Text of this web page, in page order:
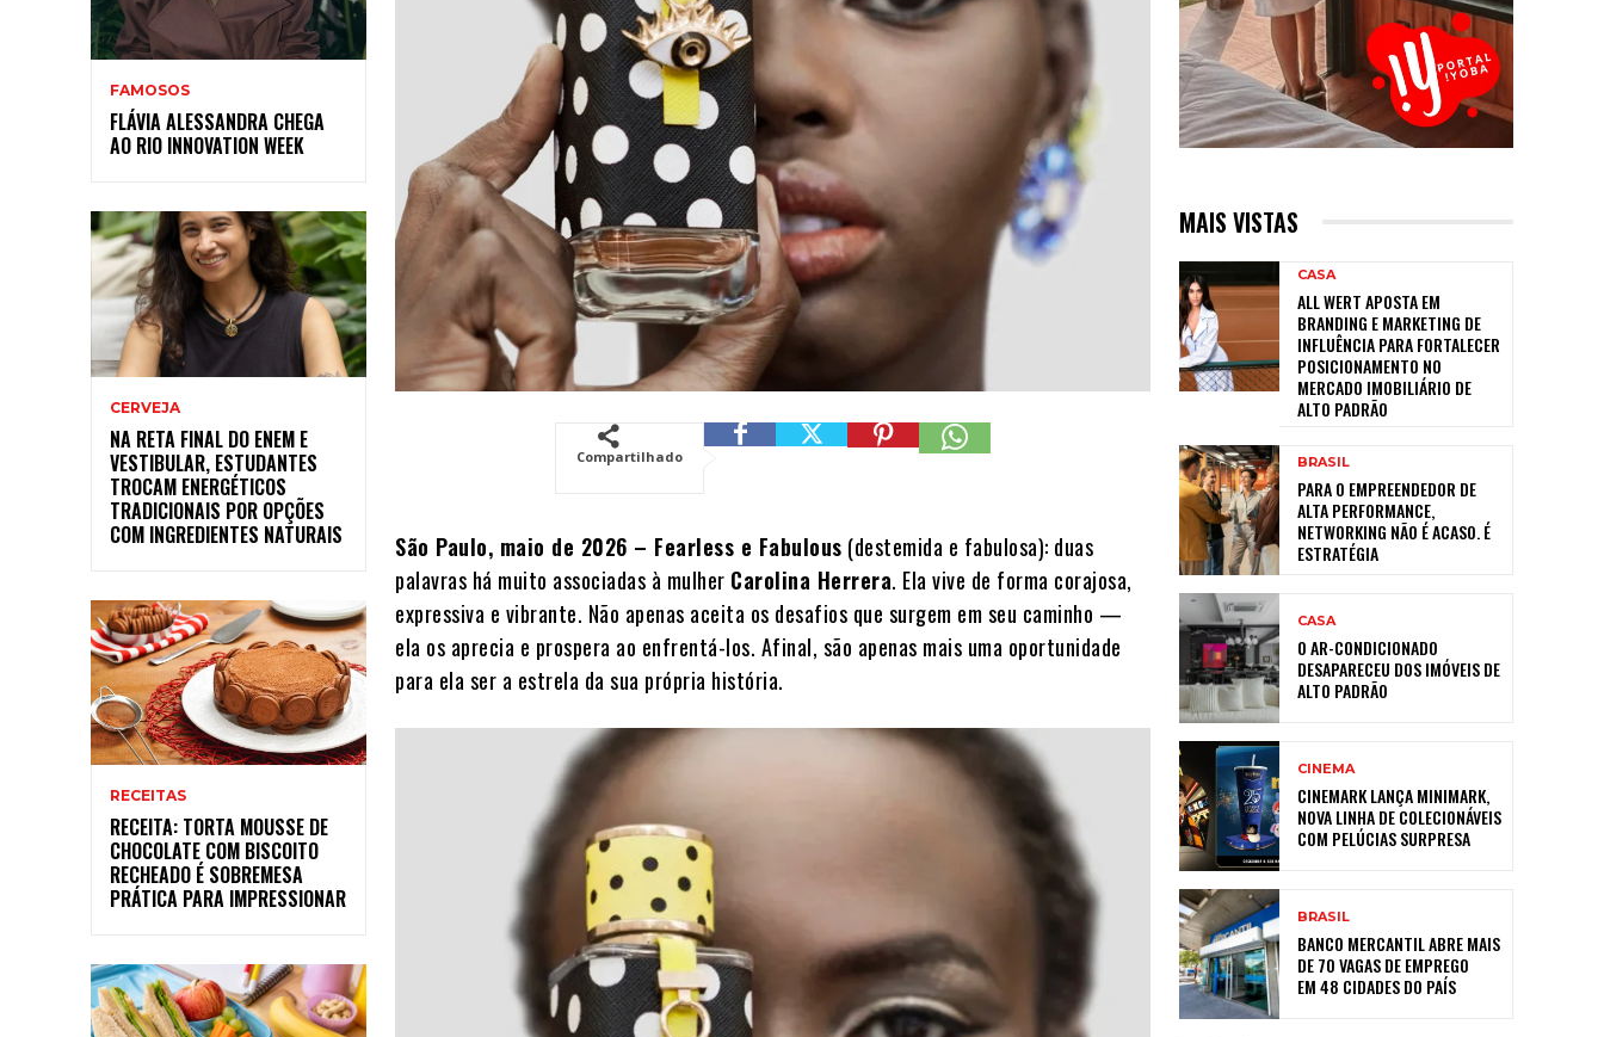
FAMOSOS
FLÁVIA ALESSANDRA CHEGA
AO RIO INNOVATION WEEK
CERVEJA
NA RETA FINAL DO ENEM E
VESTIBULAR, ESTUDANTES
TROCAM ENERGÉTICOS
TRADICIONAIS POR OPÇÕES
COM INGREDIENTES NATURAIS
RECEITAS
RECEITA: TORTA MOUSSE DE
CHOCOLATE COM BISCOITO
RECHEADO É SOBREMESA
PRÁTICA PARA IMPRESSIONAR
Compartilhado
São Paulo, maio de 2026 – Fearless e Fabulous (destemida e fabulosa): duas
palavras há muito associadas à mulher Carolina Herrera. Ela vive de forma corajosa,
expressiva e vibrante. Não apenas aceita os desafios que surgem em seu caminho —
ela os aprecia e prospera ao enfrentá-los. Afinal, são apenas mais uma oportunidade
para ela ser a estrela da sua própria história.
MAIS VISTAS
CASA
ALL WERT APOSTA EM
BRANDING E MARKETING DE
INFLUÊNCIA PARA FORTALECER
POSICIONAMENTO NO
MERCADO IMOBILIÁRIO DE
ALTO PADRÃO
BRASIL
PARA O EMPREENDEDOR DE
ALTA PERFORMANCE,
NETWORKING NÃO É ACASO. É
ESTRATÉGIA
CASA
O AR-CONDICIONADO
DESAPARECEU DOS IMÓVEIS DE
ALTO PADRÃO
CINEMA
CINEMARK LANÇA MINIMARK,
NOVA LINHA DE COLECIONÁVEIS
COM PELÚCIAS SURPRESA
BRASIL
BANCO MERCANTIL ABRE MAIS
DE 70 VAGAS DE EMPREGO
EM 48 CIDADES DO PAÍS